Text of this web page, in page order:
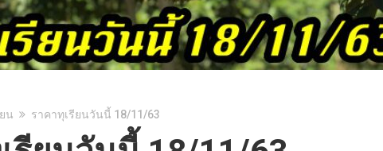
น ราคาทุเรียนวันนี้ 18/11/63